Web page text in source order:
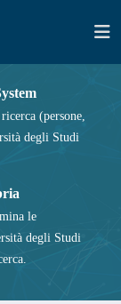
(persone,
degli Studi
le
degli Studi